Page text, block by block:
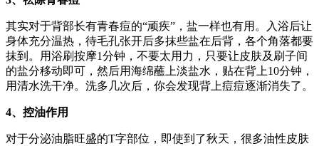
其实对于背部长有青春痘的“顽疾”，盐一样也有用。入浴后让
身体充分温热，待毛孔张开后多抹些盐在后背，各个角落都要
抹到。用浴刷按摩1分钟，不要太用力，只要让皮肤及刷子间
的盐分移动即可，然后用海绵蘸上淡盐水，贴在背上10分钟，
用清水洗干净。洗多几次后，你会发现背上痘痘逐渐消失了。
4、控油作用
对于分泌油脂旺盛的T字部位，即使到了秋天，很多油性皮肤